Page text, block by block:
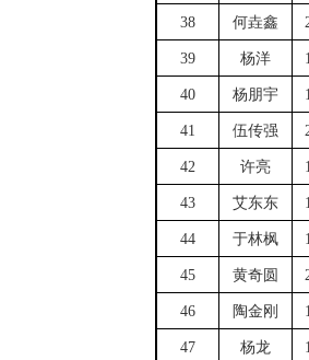
38 何垚鑫
39 杨洋
40 杨朋宇
41 伍传强
42 许亮
43 艾东东
44 于林枫
45 黄奇圆
46 陶金刚
47 杨龙